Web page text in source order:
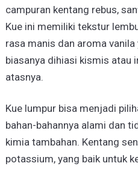
campuran kentang rebus,
Kue ini memiliki tekstur
rasa manis dan aroma
biasanya dihiasi kismis atau
atasnya.
Kue lumpur bisa menjadi
bahan-bahannya alami dan
kimia tambahan. Kentang
potassium, yang baik untuk